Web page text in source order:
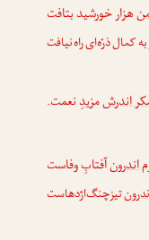
هزار خورشید بتافت
کمال ذرّه‌ای راه نیافت
اندرشمزیدِ نعمت.
اندرونآفتابِ وفاست
تیزچنگ‌اژدهاست